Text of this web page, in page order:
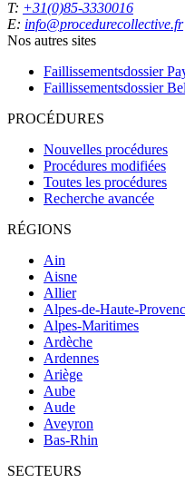
T: +31(0)85-3330016
E: info@procedurecollective.fr
Nos autres sites
Faillissementsdossier
Faillissementsdossier
PROCÉDURES
Nouvelles procédures
Procédures modifiées
Toutes les procédures
Recherche avancée
RÉGIONS
Ain
Aisne
Allier
Alpes-de-Haute-
Alpes-Maritimes
Ardèche
Ardennes
Ariège
Aube
Aude
Aveyron
Bas-Rhin
SECTEURS